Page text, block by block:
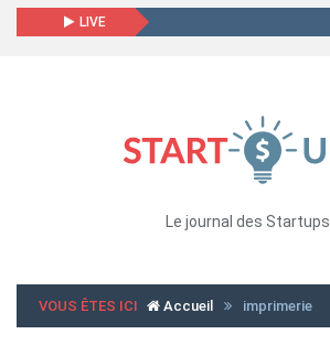
LIVE
Le journal des Startups
VOUS ÊTES ICI Accueil imprimerie